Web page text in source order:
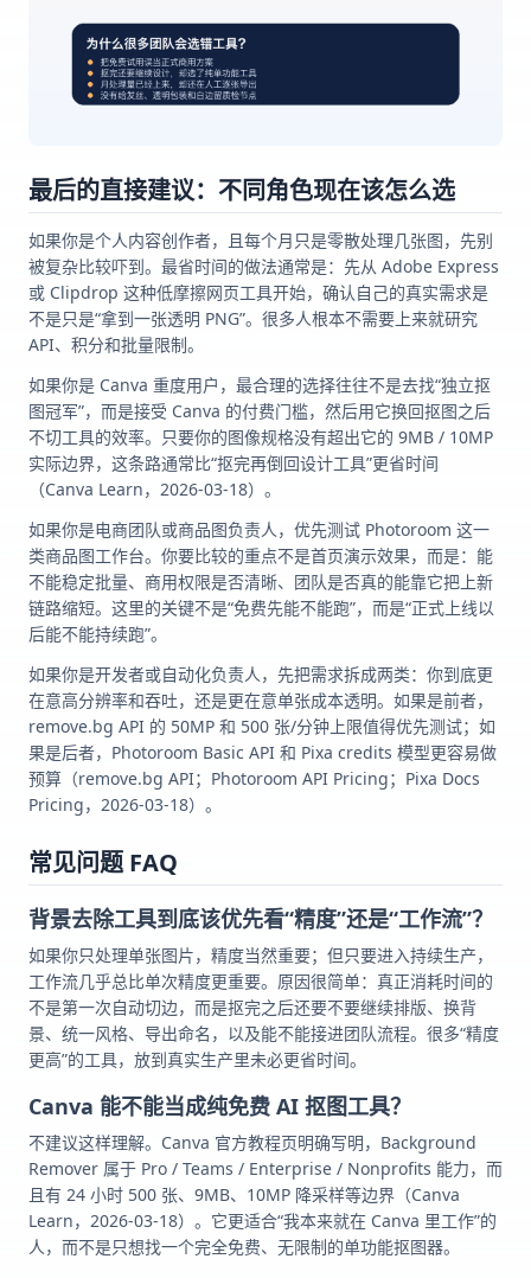
最后的直接建议：不同角色现在该怎么选
如果你是个人内容创作者，且每个月只是零散处理几张图，先别
被复杂比较吓到。最省时间的做法通常是：先从 Adobe Express
或 Clipdrop 这种低摩擦网页工具开始，确认自己的真实需求是
不是只是“拿到一张透明 PNG”。很多人根本不需要上来就研究
API、积分和批量限制。
如果你是 Canva 重度用户，最合理的选择往往不是去找“独立抠
图冠军”，而是接受 Canva 的付费门槛，然后用它换回抠图之后
不切工具的效率。只要你的图像规格没有超出它的 9MB / 10MP
实际边界，这条路通常比“抠完再倒回设计工具”更省时间
（Canva Learn，2026-03-18）。
如果你是电商团队或商品图负责人，优先测试 Photoroom 这一
类商品图工作台。你要比较的重点不是首页演示效果，而是：能
不能稳定批量、商用权限是否清晰、团队是否真的能靠它把上新
链路缩短。这里的关键不是“免费先能不能跑”，而是“正式上线以
后能不能持续跑”。
如果你是开发者或自动化负责人，先把需求拆成两类：你到底更
在意高分辨率和吞吐，还是更在意单张成本透明。如果是前者，
remove.bg API 的 50MP 和 500 张/分钟上限值得优先测试；如
果是后者，Photoroom Basic API 和 Pixa credits 模型更容易做
预算（remove.bg API；Photoroom API Pricing；Pixa Docs
Pricing，2026-03-18）。
常见问题 FAQ
背景去除工具到底该优先看“精度”还是“工作流”？
如果你只处理单张图片，精度当然重要；但只要进入持续生产，
工作流几乎总比单次精度更重要。原因很简单：真正消耗时间的
不是第一次自动切边，而是抠完之后还要不要继续排版、换背
景、统一风格、导出命名，以及能不能接进团队流程。很多“精度
更高”的工具，放到真实生产里未必更省时间。
Canva 能不能当成纯免费 AI 抠图工具？
不建议这样理解。Canva 官方教程页明确写明，Background
Remover 属于 Pro / Teams / Enterprise / Nonprofits 能力，而
且有 24 小时 500 张、9MB、10MP 降采样等边界（Canva
Learn，2026-03-18）。它更适合“我本来就在 Canva 里工作”的
人，而不是只想找一个完全免费、无限制的单功能抠图器。